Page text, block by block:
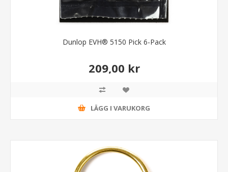
Dunlop EVH® 5150 Pick 6-Pack
209,00 kr
LÄGG I VARUKORG